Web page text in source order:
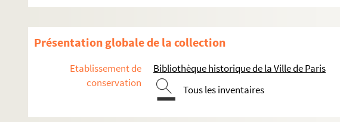
Présentation globale de la collection
Etablissement de
conservation
Bibliothèque historique de la Ville de Paris
Tous les inventaires
4-AFF-002750-(01). Addie. W.F.
4-AFF-002750-(03). Acteurs
4-AFF-002750-(04). Africolor